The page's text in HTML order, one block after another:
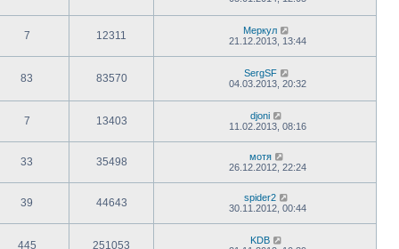
7 12311
Меркул
21.12.2013, 13:44
83 83570
SergSF
04.03.2013, 20:32
7 13403
djoni
11.02.2013, 08:16
33 35498
мотя
26.12.2012, 22:24
39 44643
spider2
30.11.2012, 00:44
445 251053
KDB